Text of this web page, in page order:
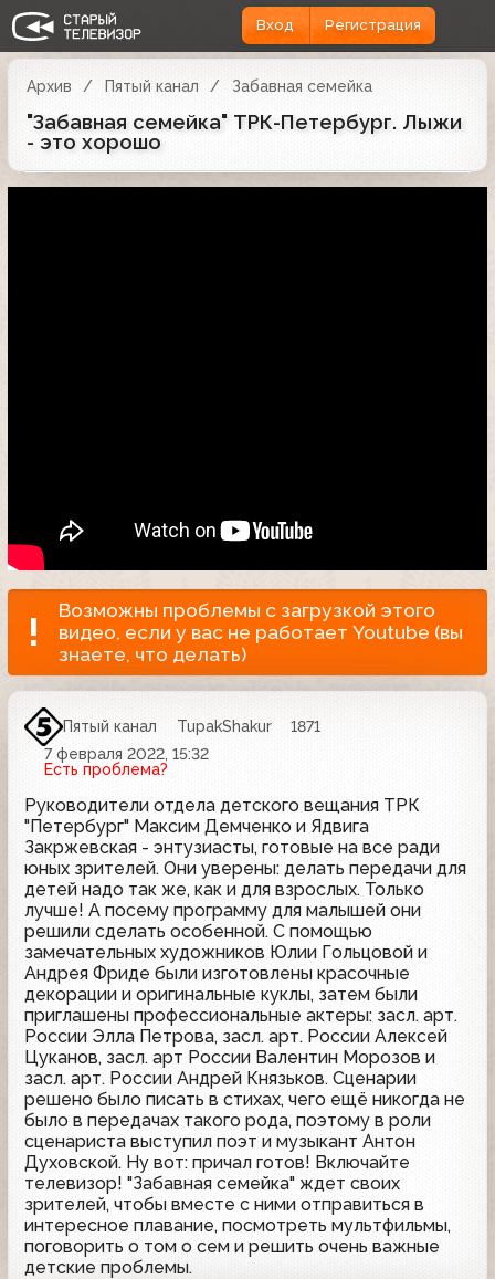
Вход Регистрация
Архив Пятый канал Забавная семейка
"Забавная семейка" ТРК-Петербург. Лыжи
- это хорошо
Возможны проблемы с загрузкой этого
видео, если у вас не работает Youtube (вы
знаете, что делать)
Пятый канал TupakShakur
1871
7 февраля 2022, 15:32
Есть проблема?
Руководители отдела детского вещания ТРК
"Петербург" Максим Демченко и Ядвига
Закржевская - энтузиасты, готовые на все ради
юных зрителей. Они уверены: делать передачи для
детей надо так же, как и для взрослых. Только
лучше! А посему программу для малышей они
решили сделать особенной. С помощью
замечательных художников Юлии Гольцовой и
Андрея Фриде были изготовлены красочные
декорации и оригинальные куклы, затем были
приглашены профессиональные актеры: засл. арт.
России Элла Петрова, засл. арт. России Алексей
Цуканов, засл. арт России Валентин Морозов и
засл. арт. России Андрей Князьков. Сценарии
решено было писать в стихах, чего ещё никогда не
было в передачах такого рода, поэтому в роли
сценариста выступил поэт и музыкант Антон
Духовской. Ну вот: причал готов! Включайте
телевизор! "Забавная семейка" ждет своих
зрителей, чтобы вместе с ними отправиться в
интересное плавание, посмотреть мультфильмы,
поговорить о том о сем и решить очень важные
детские проблемы.